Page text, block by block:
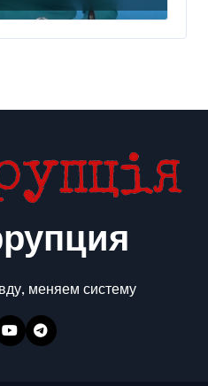
меняем систему